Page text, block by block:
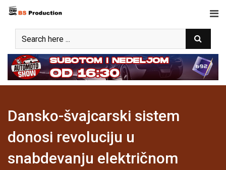
Skip
content
Dansko-švajcarski sistem
donosi revoluciju u
snabdevanju električnom